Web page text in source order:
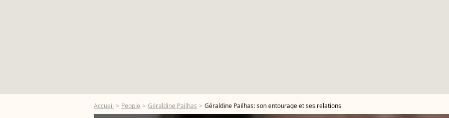
Accueil People Géraldine Pailhas Géraldine Pailhas: son entourage et ses relations